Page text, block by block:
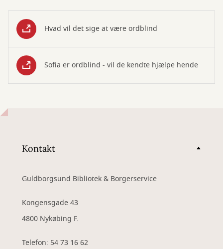
Hvad vil det sige at være ordblind
Sofia er ordblind - vil de kendte hjælpe hende
Kontakt
Guldborgsund Bibliotek & Borgerservice
Kongensgade 43
4800 Nykøbing F.
Telefon: 54 73 16 62